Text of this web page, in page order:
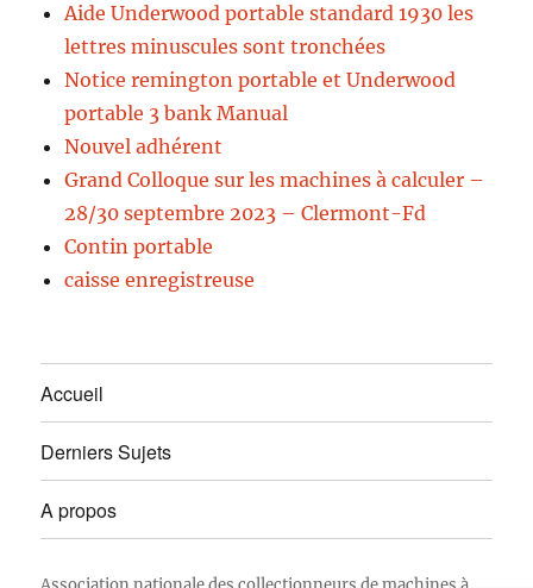
Aide Underwood portable standard 1930 les
lettres minuscules sont tronchées
Notice remington portable et Underwood
portable 3 bank Manual
Nouvel adhérent
Grand Colloque sur les machines à calculer –
28/30 septembre 2023 – Clermont-Fd
Contin portable
caisse enregistreuse
Accueil
Derniers Sujets
A propos